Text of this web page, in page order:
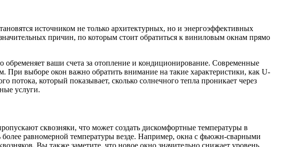
источником не только архитектурных, но и энергоэффективных
причин, по которым стоит обратиться к виниловым окнам прямо
обременяет ваши счета за отопление и кондиционирование. Современные
выборе окон важно обратить внимание на такие характеристики, как U-
который показывает, сколько солнечного тепла проникает через
услуги.
сквозняки, что может создать дискомфортные температуры в
равномерной температуры везде. Например, окна с фьюжн-сварными